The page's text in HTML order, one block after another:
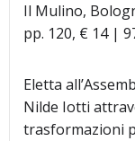
Il Mulino,
pp. 120, € 14 |
Eletta
Nilde Iotti
trasformazioni